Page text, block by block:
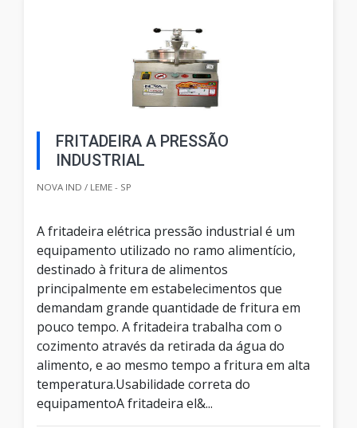
FRITADEIRA A PRESSÃO
INDUSTRIAL
NOVA IND / LEME - SP
A fritadeira elétrica pressão industrial é um
equipamento utilizado no ramo alimentício,
destinado à fritura de alimentos
principalmente em estabelecimentos que
demandam grande quantidade de fritura em
pouco tempo. A fritadeira trabalha com o
cozimento através da retirada da água do
alimento, e ao mesmo tempo a fritura em alta
temperatura.Usabilidade correta do
equipamentoA fritadeira el&...